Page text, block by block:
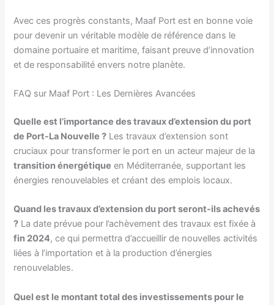
Avec ces progrès constants, Maaf Port est en bonne voie
pour devenir un véritable modèle de référence dans le
domaine portuaire et maritime, faisant preuve d’innovation
et de responsabilité envers notre planète.
FAQ sur Maaf Port : Les Dernières Avancées
Quelle est l’importance des travaux d’extension du port
de Port-La Nouvelle ? Les travaux d’extension sont
cruciaux pour transformer le port en un acteur majeur de la
transition énergétique en Méditerranée, supportant les
énergies renouvelables et créant des emplois locaux.
Quand les travaux d’extension du port seront-ils achevés
? La date prévue pour l’achèvement des travaux est fixée à
fin 2024, ce qui permettra d’accueillir de nouvelles activités
liées à l’importation et à la production d’énergies
renouvelables.
Quel est le montant total des investissements pour le